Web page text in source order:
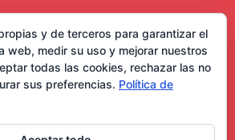
y de terceros para garantizar el
web, medir su uso y mejorar nuestros
todas las cookies, rechazar las no
sus preferencias. Política de